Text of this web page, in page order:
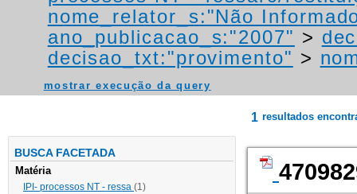
nome_relator_s:"Não
ano_publicacao_s:"2007" >
decisao_txt:"provimento" >
mostrar execução da query
BUSCA FACETADA
Matéria
IPI- processos NT - ressa (1)
1 resultados